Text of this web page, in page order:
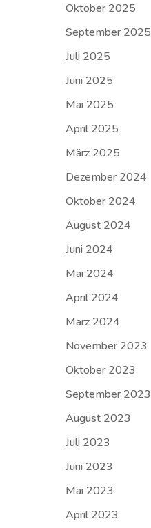
Oktober 2025
September 2025
Juli 2025
Juni 2025
Mai 2025
April 2025
März 2025
Dezember 2024
Oktober 2024
August 2024
Juni 2024
Mai 2024
April 2024
März 2024
November 2023
Oktober 2023
September 2023
August 2023
Juli 2023
Juni 2023
Mai 2023
April 2023